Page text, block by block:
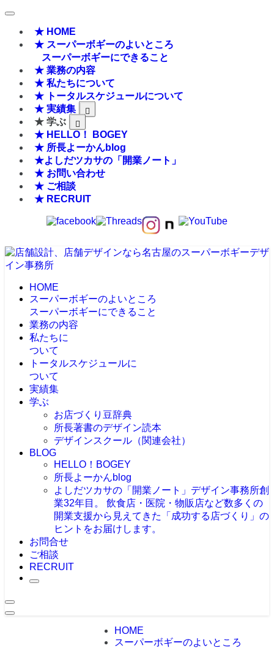
★ HOME
★ スーパーボギーのよいところ
スーパーボギーにできること
★ 業務の内容
★ 私たちについて
★ トータルスケジュールについて
★ 実績集
★ 学ぶ
★ HELLO！ BOGEY
★ 所長よーかんblog
★よしだツカサの「開業ノート」
★ お問い合わせ
★ ご相談
★ RECRUIT
HOME
スーパーボギーのよいところ
スーパーボギーにできること
業務の内容
私たちに
ついて
トータルスケジュールに
ついて
実績集
学ぶ
お店づくり豆辞典
所長著書のデザイン読本
デザインスクール（関連会社）
BLOG
HELLO！BOGEY
所長よーかんblog
よしだツカサの「開業ノート」 デザイン事務所創
業32年目。 飲食店・医院・物販店など数多くの
開業支援から見えてきた「成功する店づくり」の
ヒントをお届けします。
お問合せ
ご相談
RECRUIT
HOME
スーパーボギーのよいところ